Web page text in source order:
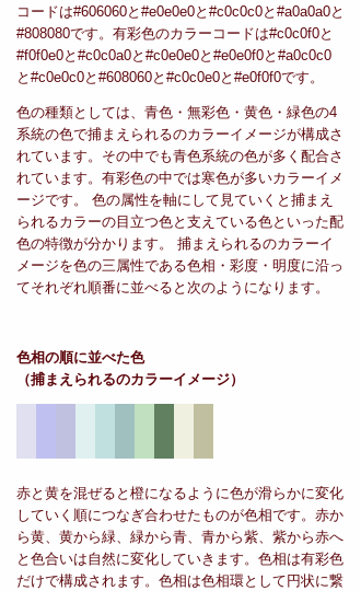
コードは#606060と#e0e0e0と#c0c0c0と#a0a0a0と
#808080です。有彩色のカラーコードは#c0c0f0と
#f0f0e0と#c0c0a0と#c0e0e0と#e0e0f0と#a0c0c0
と#c0e0c0と#608060と#c0c0e0と#e0f0f0です。
色の種類としては、青色・無彩色・黄色・緑色の4
系統の色で捕まえられるのカラーイメージが構成さ
れています。その中でも青色系統の色が多く配合さ
れています。有彩色の中では寒色が多いカラーイメ
ージです。 色の属性を軸にして見ていくと捕まえ
られるカラーの目立つ色と支えている色といった配
色の特徴が分かります。 捕まえられるのカラーイ
メージを色の三属性である色相・彩度・明度に沿っ
てそれぞれ順番に並べると次のようになります。
色相の順に並べた色
（捕まえられるのカラーイメージ）
赤と黄を混ぜると橙になるように色が滑らかに変化
していく順につなぎ合わせたものが色相です。赤か
ら黄、黄から緑、緑から青、青から紫、紫から赤へ
と色合いは自然に変化していきます。色相は有彩色
だけで構成されます。色相は色相環として円状に繋